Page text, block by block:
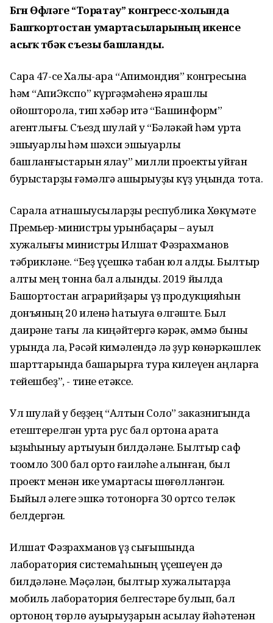
Бөгөн Өфөләге “Торатау” конгресс-холында
Башҡортостан умартасыларының икенсе
асыҡ төбәк съезы башланды.
Сара 47-се Халыҡ-ара “Апимондия” конгресына
һәм “АпиЭкспо” күргәҙмәһенә ярашлы
ойошторола, тип хәбәр итә “Башинформ”
агентлығы. Съезд шулай уҡ “Бәләкәй һәм урта
эшҡыуарлыҡ һәм шәхси эшҡыуарлыҡ
башланғыстарын яҡлау” милли проекты ҡуйған
бурыстарҙы ғәмәлгә ашырыуҙы күҙ уңында тота.
Сарала ҡатнашыусыларҙы республика Хөкүмәте
Премьер-министры урынбаҫары – ауыл
хужалығы министры Илшат Фәзрахманов
тәбрикләне. “Беҙ үҫешкә табан юл алдыҡ. Былтыр
алты мең тонна бал алынды. 2019 йылда
Башҡортостан аграрийҙары үҙ продукцияһын
донъяның 20 иленә һатыуға өлгәште. Был
даирәне тағы ла киңәйтергә кәрәк, әммә быны
урында ла, Рәсәй кимәлендә лә ҙур көнәркәшлек
шарттарында башҡарырға тура килеүен аңларға
тейешбеҙ”, - тине етәксе.
Ул шулай уҡ беҙҙең “Алтын Солоҡ” заказнигында
етештерелгән урта рус бал ҡортона ҡарата
ҡыҙыҡһыныу артыуын билдәләне. Былтыр саф
тоҡомло 300 бал ҡорто ғаиләһе алынған, был
проект менән ике умартасы шөғөлләнгән.
Быйыл әлеге эшкә тотонорға 30 ҡортсо теләк
белдергән.
Илшат Фәзрахманов үҙ сығышында
лаборатория системаһының үҫешеүен дә
билдәләне. Мәҫәлән, былтыр хужалыҡтарҙа
мобиль лаборатория белгестәре булып, бал
ҡортоноң төрлө ауырыуҙарын асыҡлау йәһәтенән